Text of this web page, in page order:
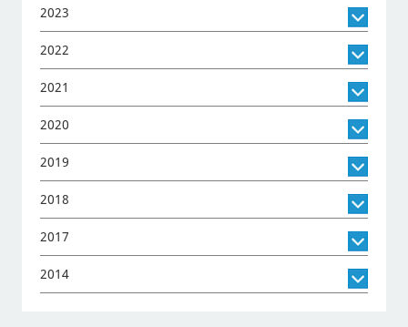
2023
2022
2021
2020
2019
2018
2017
2014